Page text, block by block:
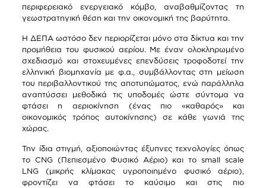
περιφερειακό ενεργειακό κόμβο, αναβαθμίζοντας τη
γεωστρατηγική θέση και την οικονομική της βαρύτητα.
Η ΔΕΠΑ ωστόσο δεν περιορίζεται μόνο στα δίκτυα και την
προμήθεια του φυσικού αερίου. Με έναν ολοκληρωμένο
σχεδιασμό και στοχευμένες επενδύσεις τροφοδοτεί την
ελληνική βιομηχανία με φ.α., συμβάλλοντας στη μείωση
του περιβαλλοντικού της αποτυπώματος, ενώ παράλληλα
αναπτύσσει μεθοδικά τις υποδομές ώστε σύντομα να
φτάσει η αεριοκίνηση (ένας πιο «καθαρός» και
οικονομικός τρόπος αυτοκίνησης) σε κάθε γωνιά της
χώρας.
Την ίδια στιγμή, αξιοποιώντας έξυπνες τεχνολογίες όπως
το CNG(Πεπιεσμένο Φυσικό Αέριο) και τοsmall scale
LNG(μικρής κλίμακας υγροποιημένο φυσικό αέριο),
φροντίζει να φτάσει το καύσιμο και στις πιο